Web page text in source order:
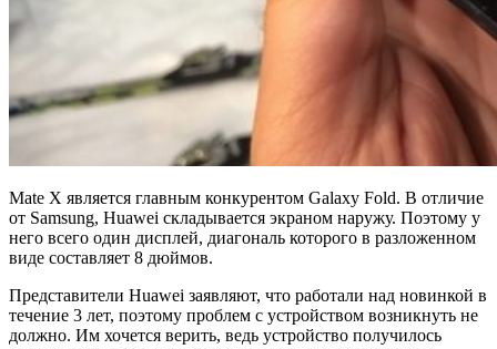
Mate X является главным конкурентом Galaxy Fold. В отличие
от Samsung, Huawei складывается экраном наружу. Поэтому у
него всего один дисплей, диагональ которого в разложенном
виде составляет 8 дюймов.
Представители Huawei заявляют, что работали над новинкой в
течение 3 лет, поэтому проблем с устройством возникнуть не
должно. Им хочется верить, ведь устройство получилось